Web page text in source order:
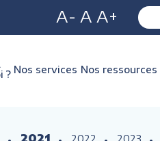
A- A A+
? Nos services Nos ressources
2021 2022 2023